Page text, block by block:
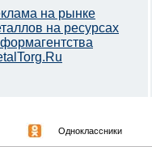
на рынке
на ресурсах
Одноклассники